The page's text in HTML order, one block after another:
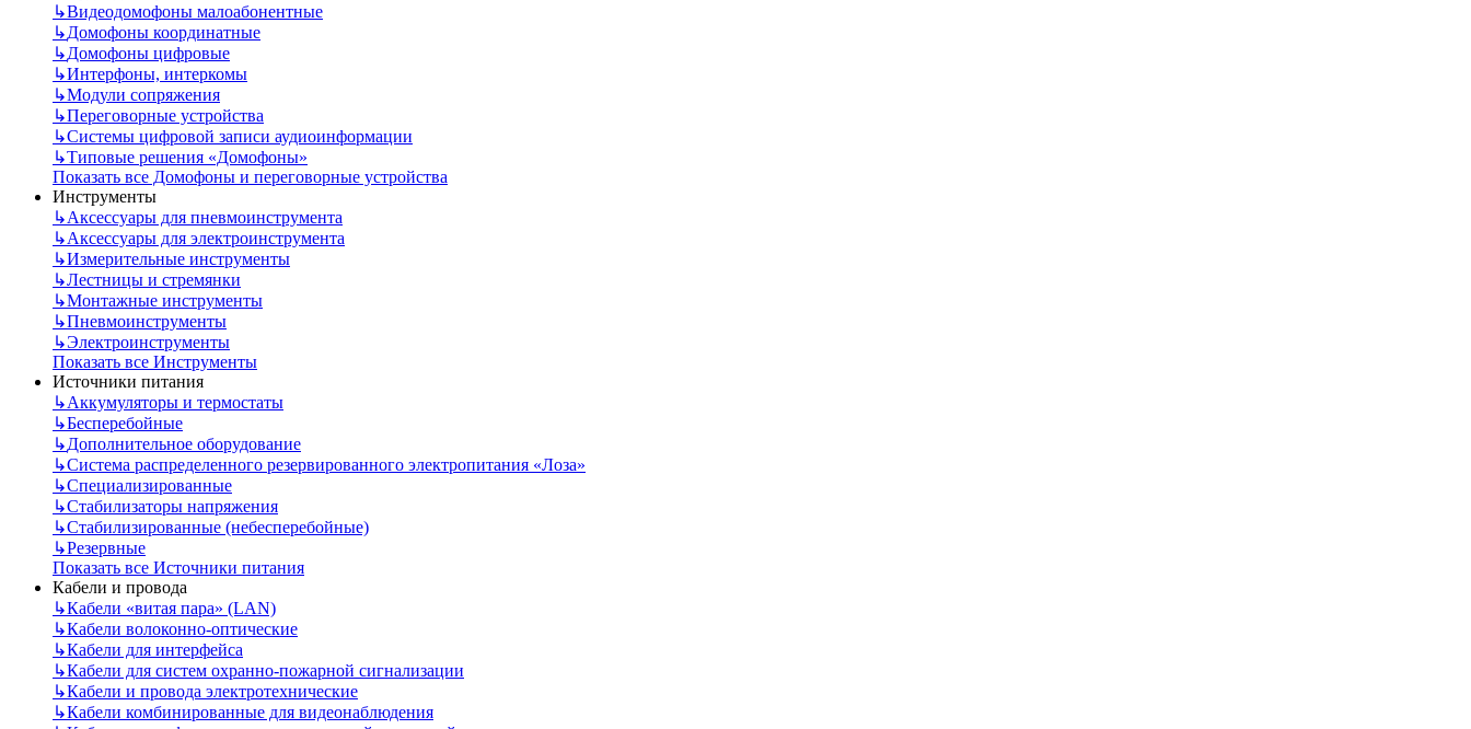
↳Видеодомофоны малоабонентные
↳Домофоны координатные
↳Домофоны цифровые
↳Интерфоны, интеркомы
↳Модули сопряжения
↳Переговорные устройства
↳Системы цифровой записи аудиоинформации
↳Типовые решения «Домофоны»
Показать все Домофоны и переговорные устройства
Инструменты
↳Аксессуары для пневмоинструмента
↳Аксессуары для электроинструмента
↳Измерительные инструменты
↳Лестницы и стремянки
↳Монтажные инструменты
↳Пневмоинструменты
↳Электроинструменты
Показать все Инструменты
Источники питания
↳Аккумуляторы и термостаты
↳Бесперебойные
↳Дополнительное оборудование
↳Система распределенного резервированного электропитания «Лоза»
↳Специализированные
↳Стабилизаторы напряжения
↳Стабилизированные (небесперебойные)
↳Резервные
Показать все Источники питания
Кабели и провода
↳Кабели «витая пара» (LAN)
↳Кабели волоконно-оптические
↳Кабели для интерфейса
↳Кабели для систем охранно-пожарной сигнализации
↳Кабели и провода электротехнические
↳Кабели комбинированные для видеонаблюдения